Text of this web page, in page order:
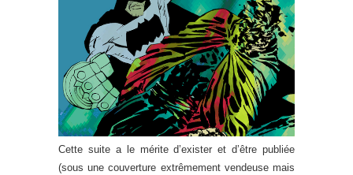
Cette suite a le mérite d’exister et d’être publiée
(sous une couverture extrêmement vendeuse mais